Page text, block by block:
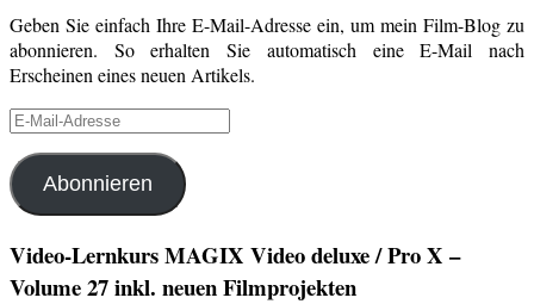
Geben Sie einfach Ihre E-Mail-Adresse ein, um mein Film-Blog zu
abonnieren. So erhalten Sie automatisch eine E-Mail nach
Erscheinen eines neuen Artikels.
E-
Adresse
Abonnieren
Video-Lernkurs MAGIX Video deluxe / Pro X –
Volume 27 inkl. neuen Filmprojekten